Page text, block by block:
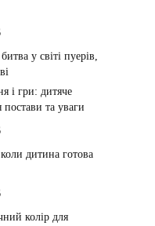
у світі пуерів,
і гри: дитяче
та уваги
дитина готова
колір для